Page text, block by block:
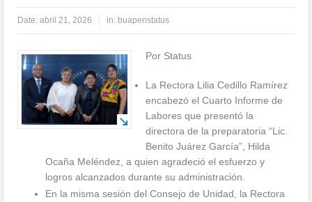
Date:abril 21, 2026 in: buapenstatus
Por Status
La Rectora Lilia Cedillo Ramírez
encabezó el Cuarto Informe de
Labores que presentó la
directora de la preparatoria “Lic.
Benito Juárez García”, Hilda
Ocaña Meléndez, a quien agradeció el esfuerzo y
logros alcanzados durante su administración.
En la misma sesión del Consejo de Unidad, la Rectora